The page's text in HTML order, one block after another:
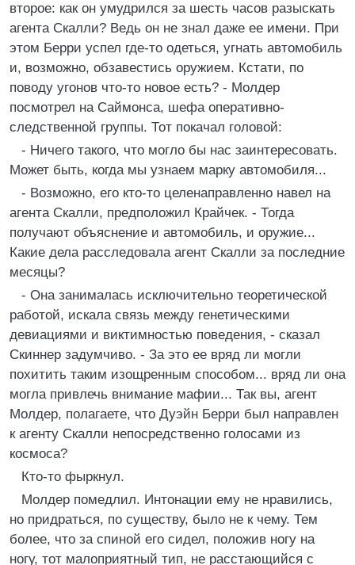
второе: как он умудрился за шесть часов разыскать
агента Скалли? Ведь он не знал даже ее имени. При
этом Берри успел где-то одеться, угнать автомобиль
и, возможно, обзавестись оружием. Кстати, по
поводу угонов что-то новое есть? - Молдер
посмотрел на Саймонса, шефа оперативно-
следственной группы. Тот покачал головой:
- Ничего такого, что могло бы нас заинтересовать.
Может быть, когда мы узнаем марку автомобиля...
- Возможно, его кто-то целенаправленно навел на
агента Скалли, предположил Крайчек. - Тогда
получают объяснение и автомобиль, и оружие...
Какие дела расследовала агент Скалли за последние
месяцы?
- Она занималась исключительно теоретической
работой, искала связь между генетическими
девиациями и виктимностью поведения, - сказал
Скиннер задумчиво. - За это ее вряд ли могли
похитить таким изощренным способом... вряд ли она
могла привлечь внимание мафии... Так вы, агент
Молдер, полагаете, что Дуэйн Берри был направлен
к агенту Скалли непосредственно голосами из
космоса?
Кто-то фыркнул.
Молдер помедлил. Интонации ему не нравились,
но придраться, по существу, было не к чему. Тем
более, что за спиной его сидел, положив ногу на
ногу, тот малоприятный тип, не расстающийся с